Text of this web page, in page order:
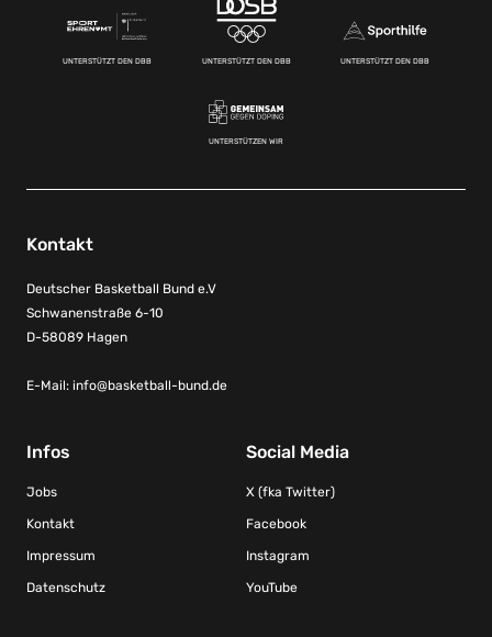
UNTERSTÜTZT DEN DBB UNTERSTÜTZT DEN DBB UNTERSTÜTZT DEN DBB
UNTERSTÜTZEN WIR
Kontakt
Deutscher Basketball Bund e.V
Schwanenstraße 6-10
D-58089 Hagen
E-Mail: info@basketball-bund.de
Infos
Jobs
Kontakt
Impressum
Datenschutz
Social Media
X (fka Twitter)
Facebook
Instagram
YouTube